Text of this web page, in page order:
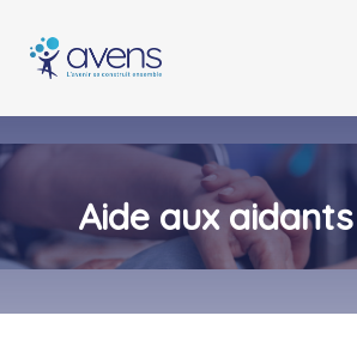
links
primary
to
Aide aux aidants